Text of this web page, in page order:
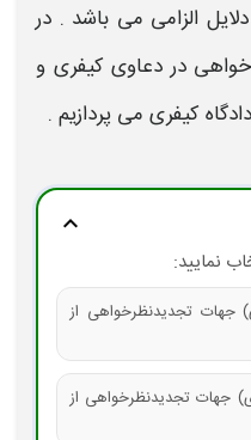
الزامی می باشد . در
در دعاوی کیفری و
کیفری می پردازیم .
expand_more
نمایید:
دقیقه ای) جهات تجدیدنظرخواهی از
(30 دقیقه ای) جهات تجدیدنظرخواهی از